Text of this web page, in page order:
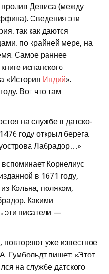
Девиса (между
Сведения эти
так как даются
по крайней мере, на
Самое раннее
испанского
«История Индий».
Вот что там
на службе в датско-
году открыл берега
Лабрадор…»
Корнелиус
в 1671 году,
Кольна, поляком,
Какими
эти писатели —
повторяют уже известное
Гумбольдт пишет: «Этот
на службе датского